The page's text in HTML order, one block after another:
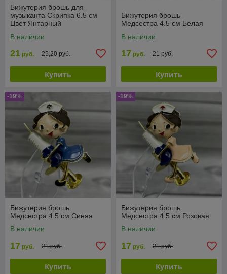
Бижутерия брошь для
музыканта Скрипка 6.5 см
Цвет Янтарный
В наличии
21 руб. 25,20 руб.
Купить
Бижутерия брошь
Медсестра 4.5 см Белая
В наличии
17 руб. 21 руб.
Купить
-19%
Бижутерия брошь
Медсестра 4.5 см Синяя
В наличии
17 руб. 21 руб.
Купить
-19%
Бижутерия брошь
Медсестра 4.5 см Розовая
В наличии
17 руб. 21 руб.
Купить